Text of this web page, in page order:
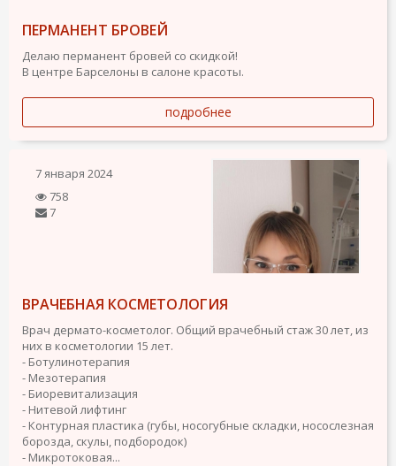
ПЕРМАНЕНТ БРОВЕЙ
Делаю перманент бровей со скидкой!
В центре Барселоны в салоне красоты.
подробнее
7 января 2024
758
7
ВРАЧЕБНАЯ КОСМЕТОЛОГИЯ
Врач дермато-косметолог. Общий врачебный стаж 30 лет, из
них в косметологии 15 лет.
- Ботулинотерапия
- Мезотерапия
- Биоревитализация
- Нитевой лифтинг
- Контурная пластика (губы, носогубные складки, носослезная
борозда, скулы, подбородок)
- Микротоковая...